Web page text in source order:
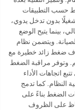
حسب التطبيقات
بدون تدخل يدوي،
بينما يتيح الوضع
ويتضمن نظام
ضغط زائد خطيرة مع
وتوفر مراقبة الضغط
اتجاهات الأداء
النظام. كما تدمج
الضغط بناءً على
على الظروف